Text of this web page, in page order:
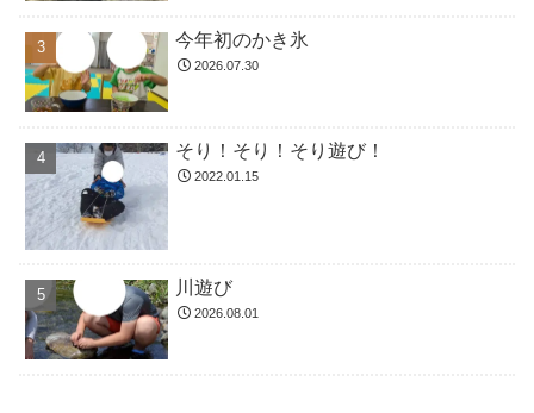
今年初のかき氷
2026.07.30
そり！そり！そり遊び！
2022.01.15
川遊び
2026.08.01